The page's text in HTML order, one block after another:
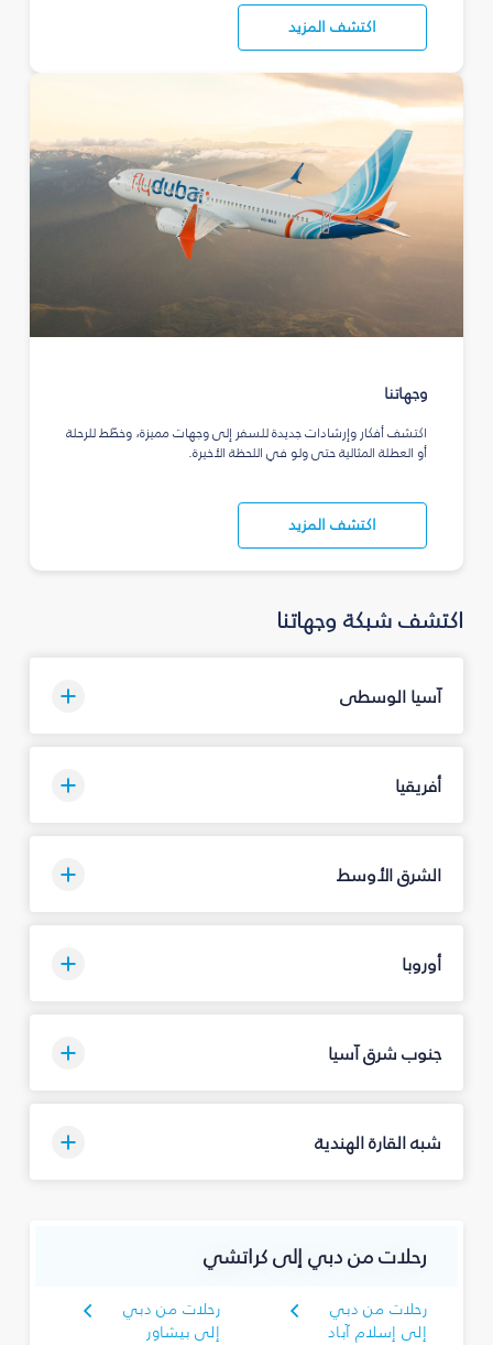
اكتشف المزيد
وجهاتنا
اكتشف أفكار وإرشادات جديدة للسفر إلى وجهات مميزة، وخطّط للرحلة
أو العطلة المثالية حتى ولو في اللحظة الأخيرة.
اكتشف المزيد
اكتشف شبكة وجهاتنا
آسيا الوسطى
أفريقيا
الشرق الأوسط
أوروبا
جنوب شرق آسيا
شبه القارة الهندية
رحلات من دبي إلى كراتشي
رحلات من دبي
إلى إسلام آباد
رحلات من دبي
إلى بيشاور